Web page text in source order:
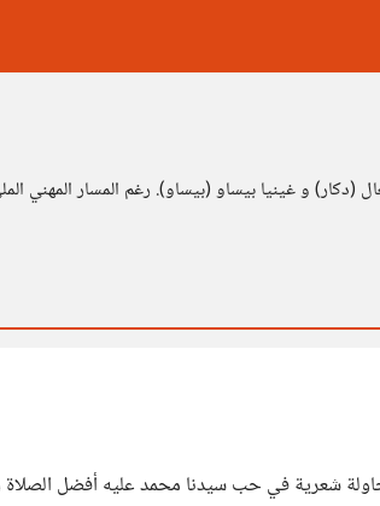
و غينيا بيساو (بيساو). رغم المسار المهني